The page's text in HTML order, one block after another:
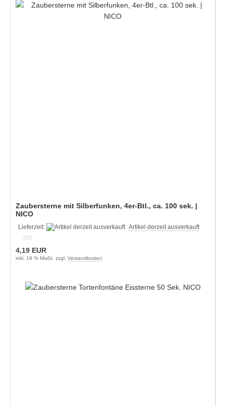
Zaubersterne mit Silberfunken, 4er-Btl., ca. 100 sek. |
NICO
Lieferzeit:
Artikel derzeit ausverkauft
(0)
4,19 EUR
inkl. 19 % MwSt. zzgl. Versandkosten